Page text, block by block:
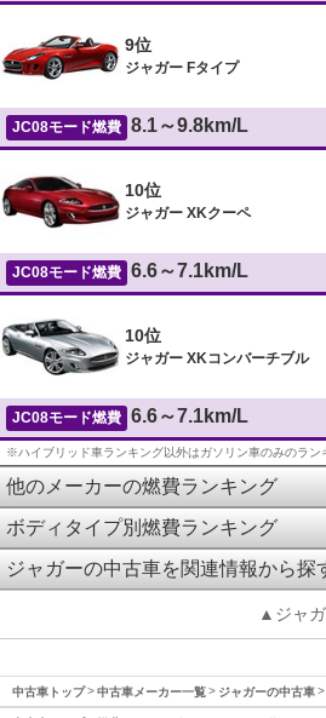
9位
ジャガー Fタイプ
JC08モード燃費 8.1～9.8km/L
10位
ジャガー XKクーペ
JC08モード燃費 6.6～7.1km/L
10位
ジャガー XKコンバーチブル
JC08モード燃費 6.6～7.1km/L
※ハイブリッド車ランキング以外はガソリン車のみのラン
他のメーカーの燃費ランキング
ボディタイプ別燃費ランキング
ジャガーの中古車を関連情報から探
▲ジャ
中古車トップ 中古車メーカー一覧 ジャガーの中古車